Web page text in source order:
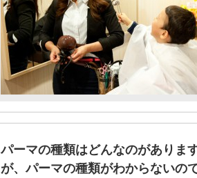
パーマの種類はどんなのがありま
が、パーマの種類がわからないの